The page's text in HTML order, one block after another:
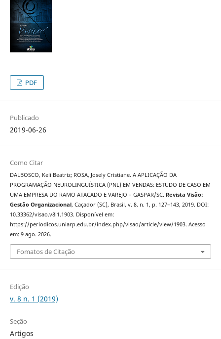
PDF
Publicado
2019-06-26
Como Citar
DALBOSCO, Keli Beatriz; ROSA, Josely Cristiane. A APLICAÇÃO DA
PROGRAMAÇÃO NEUROLINGUÍSTICA (PNL) EM VENDAS: ESTUDO DE CASO EM
UMA EMPRESA DO RAMO ATACADO E VAREJO – GASPAR/SC. Revista Visão:
Gestão Organizacional, Caçador (SC), Brasil, v. 8, n. 1, p. 127–143, 2019. DOI:
10.33362/visao.v8i1.1903. Disponível em:
https://periodicos.uniarp.edu.br/index.php/visao/article/view/1903. Acesso
em: 9 ago. 2026.
Fomatos de Citação
Edição
v. 8 n. 1 (2019)
Seção
Artigos